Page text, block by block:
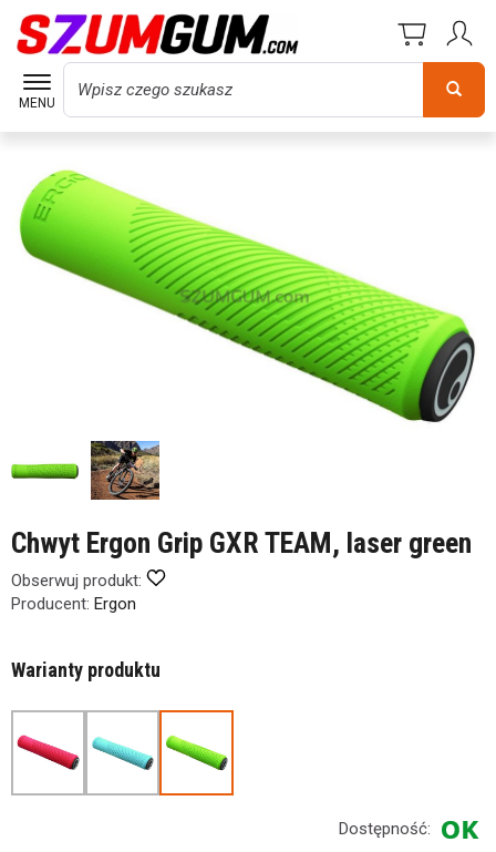
MENU
Wyszukaj
Chwyt Ergon Grip GXR TEAM, laser green
Obserwuj produkt:
Producent: Ergon
Warianty produktu
Dostępność: